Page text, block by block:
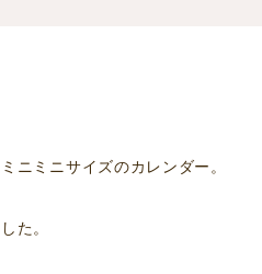
ニミニサイズのカレンダー。
た。